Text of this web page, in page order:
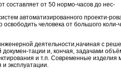
составляет от 50 нормо-часов до нес-
автоматизированного проекти-
человека от большого
деятельности,начиная с
докумен-тации и, кончая, задачами
и т.п. Современные изделия
и эксплуатации.